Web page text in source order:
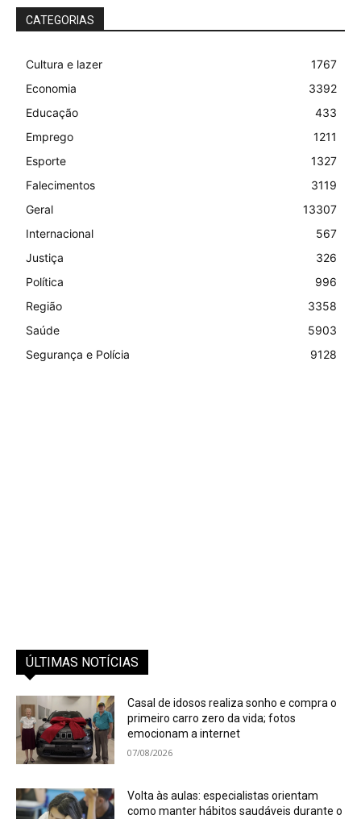
CATEGORIAS
Cultura e lazer
1767
Economia
3392
Educação
433
Emprego
1211
Esporte
1327
Falecimentos
3119
Geral
13307
Internacional
567
Justiça
326
Política
996
Região
3358
Saúde
5903
Segurança e Polícia
9128
ÚLTIMAS NOTÍCIAS
Casal de idosos realiza sonho e compra o
primeiro carro zero da vida; fotos
emocionam a internet
07/08/2026
Volta às aulas: especialistas orientam
como manter hábitos saudáveis durante o